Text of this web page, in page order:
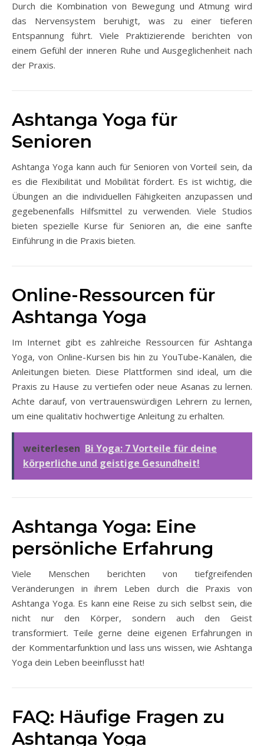
Durch die Kombination von Bewegung und Atmung wird
das Nervensystem beruhigt, was zu einer tieferen
Entspannung führt. Viele Praktizierende berichten von
einem Gefühl der inneren Ruhe und Ausgeglichenheit nach
der Praxis.
Ashtanga Yoga für
Senioren
Ashtanga Yoga kann auch für Senioren von Vorteil sein, da
es die Flexibilität und Mobilität fördert. Es ist wichtig, die
Übungen an die individuellen Fähigkeiten anzupassen und
gegebenenfalls Hilfsmittel zu verwenden. Viele Studios
bieten spezielle Kurse für Senioren an, die eine sanfte
Einführung in die Praxis bieten.
Online-Ressourcen für
Ashtanga Yoga
Im Internet gibt es zahlreiche Ressourcen für Ashtanga
Yoga, von Online-Kursen bis hin zu YouTube-Kanälen, die
Anleitungen bieten. Diese Plattformen sind ideal, um die
Praxis zu Hause zu vertiefen oder neue Asanas zu lernen.
Achte darauf, von vertrauenswürdigen Lehrern zu lernen,
um eine qualitativ hochwertige Anleitung zu erhalten.
weiterlesen Bi Yoga: 7 Vorteile für deine
körperliche und geistige Gesundheit!
Ashtanga Yoga: Eine
persönliche Erfahrung
Viele Menschen berichten von tiefgreifenden
Veränderungen in ihrem Leben durch die Praxis von
Ashtanga Yoga. Es kann eine Reise zu sich selbst sein, die
nicht nur den Körper, sondern auch den Geist
transformiert. Teile gerne deine eigenen Erfahrungen in
der Kommentarfunktion und lass uns wissen, wie Ashtanga
Yoga dein Leben beeinflusst hat!
FAQ: Häufige Fragen zu
Ashtanga Yoga